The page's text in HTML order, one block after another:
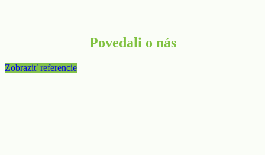
Povedali o nás
Zobraziť referencie